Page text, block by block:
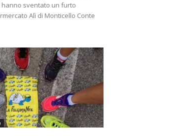
sventato un furto
Alì di Monticello Conte